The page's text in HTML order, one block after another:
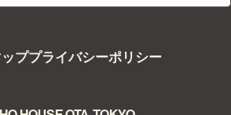
ププライバシーポリシー